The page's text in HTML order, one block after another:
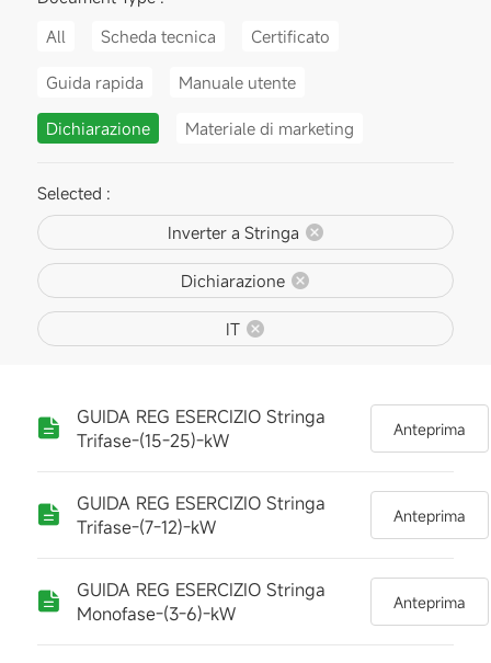
All
Scheda tecnica Certificato
Guida rapida Manuale utente
Dichiarazione Materiale di marketing
Selected :
Inverter a Stringa
Dichiarazione
IT
GUIDA REG ESERCIZIO Stringa
Trifase-(15-25)-kW
Anteprima
GUIDA REG ESERCIZIO Stringa
Trifase-(7-12)-kW
Anteprima
GUIDA REG ESERCIZIO Stringa
Monofase-(3-6)-kW
Anteprima